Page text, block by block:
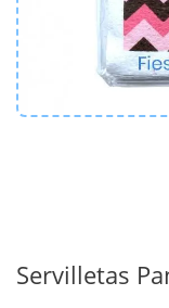
Servilletas